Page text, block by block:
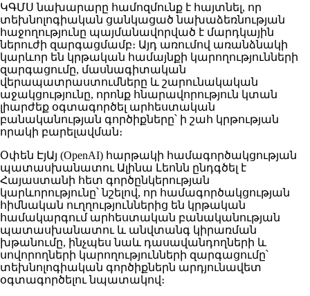
ԿԳՄՍ նախարարը համոզմունք է հայտնել, որ
տեխնոլոգիական ցանկացած նախաձեռնության
հաջողությունը պայմանավորված է մարդկային
ներուժի զարգացմամբ։ Այդ առումով առանձնակի
կարևոր են կրթական համայնքի կարողությունների
զարգացումը, մասնագիտական
վերապատրաստումները և շարունակական
աջակցությունը, որոնք հնարավորություն կտան
լիարժեք օգտագործել արհեստական
բանականության գործիքները՝ ի շահ կրթության
որակի բարելավման։
Օփեն ԷյԱյ (OpenAI) հարթակի համագործակցության
պատասխանատու Ալինա Լեոնն ընդգծել է
Հայաստանի հետ գործընկերության
կարևորությունը՝ նշելով, որ համագործակցության
հիմնական ուղղություններից են կրթական
համակարգում արհեստական բանականության
պատասխանատու և անվտանգ կիրառման
խթանումը, ինչպես նաև դասավանդողների և
սովորողների կարողությունների զարգացումը՝
տեխնոլոգիական գործիքներն արդյունավետ
օգտագործելու նպատակով։